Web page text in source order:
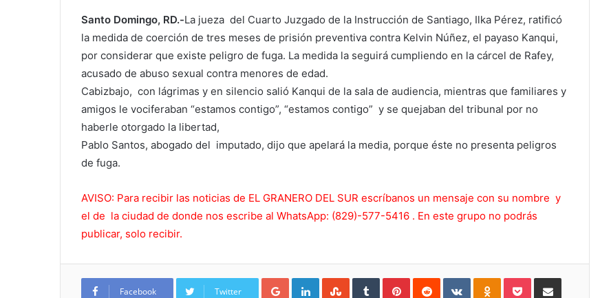
Santo Domingo, RD.-La jueza del Cuarto Juzgado de la Instrucción de Santiago, Ilka Pérez, ratificó
la medida de coerción de tres meses de prisión preventiva contra Kelvin Núñez, el payaso Kanqui,
por considerar que existe peligro de fuga. La medida la seguirá cumpliendo en la cárcel de Rafey,
acusado de abuso sexual contra menores de edad.
Cabizbajo, con lágrimas y en silencio salió Kanqui de la sala de audiencia, mientras que familiares y
amigos le vociferaban “estamos contigo”, “estamos contigo” y se quejaban del tribunal por no
haberle otorgado la libertad,
Pablo Santos, abogado del imputado, dijo que apelará la media, porque éste no presenta peligros
de fuga.
AVISO: Para recibir las noticias de EL GRANERO DEL SUR escríbanos un mensaje con su nombre y
el de la ciudad de donde nos escribe al WhatsApp: (829)-577-5416 . En este grupo no podrás
publicar, solo recibir.
Facebook Twitter
Google+LinkedInStumbleUpon
TumblrPinterestReddit VKontakteOdnoklassniki
PocketCompartir por Correo